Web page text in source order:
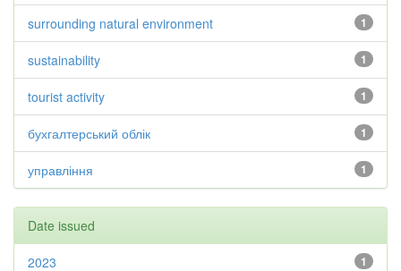
1
surrounding natural environment
1
sustainability
1
tourist activity
1
бухгалтерський облік
1
управління
Date issued
1
2023